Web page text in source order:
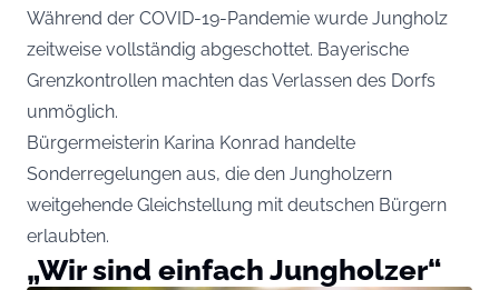
Während der COVID-19-Pandemie wurde Jungholz
zeitweise vollständig abgeschottet. Bayerische
Grenzkontrollen machten das Verlassen des Dorfs
unmöglich.
Bürgermeisterin Karina Konrad handelte
Sonderregelungen aus, die den Jungholzern
weitgehende Gleichstellung mit deutschen Bürgern
erlaubten.
„Wir sind einfach Jungholzer“